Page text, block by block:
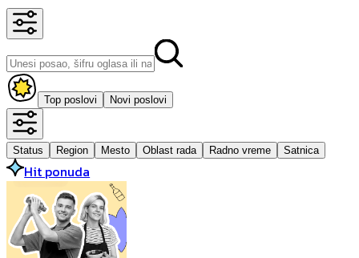
Top poslovi Novi poslovi
Status Region Mesto Oblast rada Radno vreme Satnica
Hit ponuda